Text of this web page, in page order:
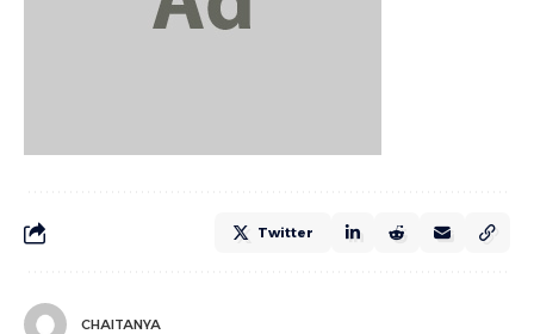
Twitter
CHAITANYA